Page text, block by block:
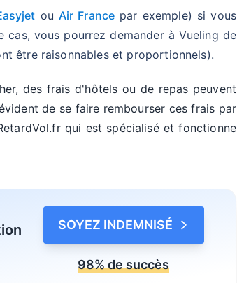
ouAir Francepar exemple) si vous
cas, vous pourrez demander à Vueling de
être raisonnables et proportionnels).
des frais d'hôtels ou de repas peuvent
de se faire rembourser ces frais par
qui est spécialisé et fonctionne
SOYEZ INDEMNISÉ
98% de succès